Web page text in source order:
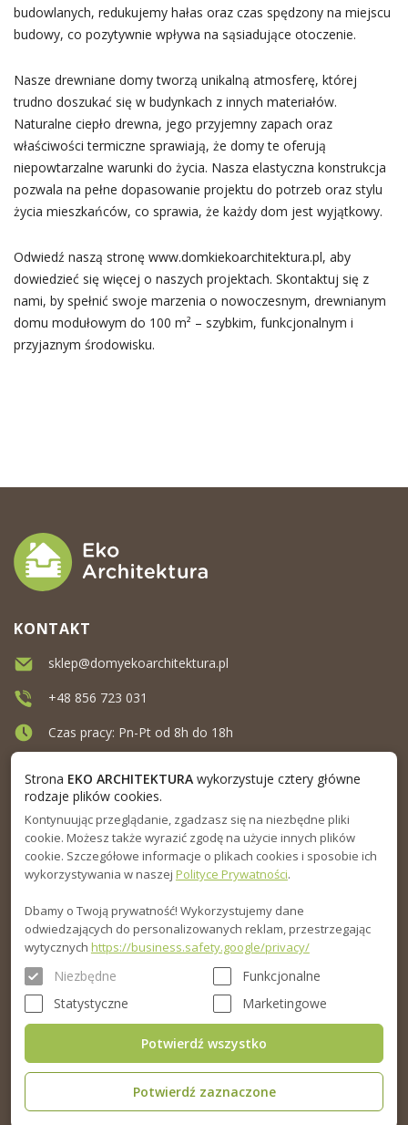
budowlanych, redukujemy hałas oraz czas spędzony na miejscu
budowy, co pozytywnie wpływa na sąsiadujące otoczenie.
Nasze drewniane domy tworzą unikalną atmosferę, której
trudno doszukać się w budynkach z innych materiałów.
Naturalne ciepło drewna, jego przyjemny zapach oraz
właściwości termiczne sprawiają, że domy te oferują
niepowtarzalne warunki do życia. Nasza elastyczna konstrukcja
pozwala na pełne dopasowanie projektu do potrzeb oraz stylu
życia mieszkańców, co sprawia, że każdy dom jest wyjątkowy.
Odwiedź naszą stronę www.domkiekoarchitektura.pl, aby
dowiedzieć się więcej o naszych projektach. Skontaktuj się z
nami, by spełnić swoje marzenia o nowoczesnym, drewnianym
domu modułowym do 100 m² – szybkim, funkcjonalnym i
przyjaznym środowisku.
MENU
INFORMACJA
PORADNIK
KONTAKT
sklep@domyekoarchitektura.pl
+48 856 723 031
Czas pracy: Pn-Pt od 8h do 18h
© 2015-2026. Eko Architektura sp.z o.o. Wszelkie prawa zastrzeżone.
Strona EKO ARCHITEKTURAwykorzystuje cztery główne
rodzaje plików cookies.
Kontynuując przeglądanie, zgadzasz się na niezbędne pliki
cookie. Możesz także wyrazić zgodę na użycie innych plików
cookie. Szczegółowe informacje o plikach cookies i sposobie ich
wykorzystywania w naszej Polityce Prywatności.
Dbamy o Twoją prywatność! Wykorzystujemy dane
odwiedzających do personalizowanych reklam, przestrzegając
wytycznych https://business.safety.google/privacy/
Niezbędne
Funkcjonalne
Statystyczne
Marketingowe
Potwierdź zaznaczone
Potwierdź wszystko